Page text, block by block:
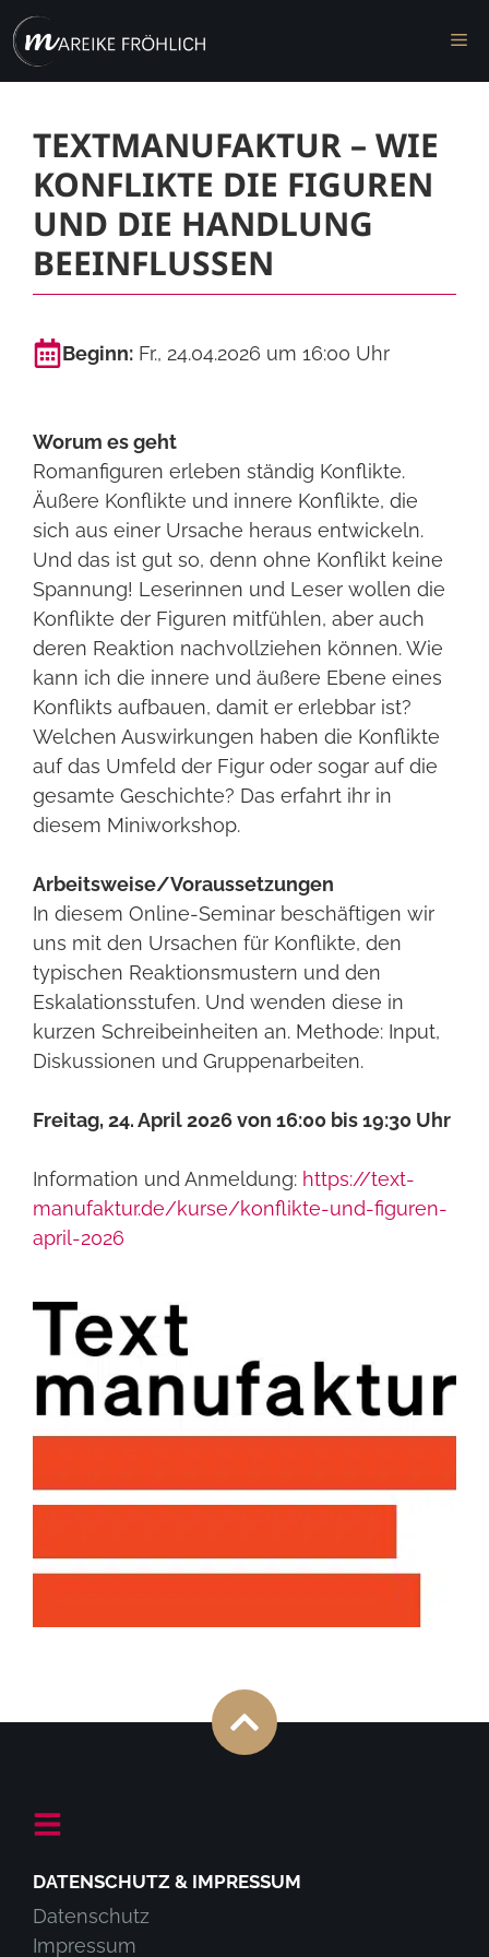
Zum
Inhalt
springen
TEXTMANUFAKTUR – WIE
KONFLIKTE DIE FIGUREN
UND DIE HANDLUNG
BEEINFLUSSEN
Beginn: Fr., 24.04.2026 um 16:00 Uhr
Worum es geht
Romanfiguren erleben ständig Konflikte.
Äußere Konflikte und innere Konflikte, die
sich aus einer Ursache heraus entwickeln.
Und das ist gut so, denn ohne Konflikt keine
Spannung! Leserinnen und Leser wollen die
Konflikte der Figuren mitfühlen, aber auch
deren Reaktion nachvollziehen können. Wie
kann ich die innere und äußere Ebene eines
Konflikts aufbauen, damit er erlebbar ist?
Welchen Auswirkungen haben die Konflikte
auf das Umfeld der Figur oder sogar auf die
gesamte Geschichte? Das erfahrt ihr in
diesem Miniworkshop.
Arbeitsweise/Voraussetzungen
In diesem Online-Seminar beschäftigen wir
uns mit den Ursachen für Konflikte, den
typischen Reaktionsmustern und den
Eskalationsstufen. Und wenden diese in
kurzen Schreibeinheiten an. Methode: Input,
Diskussionen und Gruppenarbeiten.
Freitag, 24. April 2026 von 16:00 bis 19:30 Uhr
Information und Anmeldung: https://text-
manufaktur.de/kurse/konflikte-und-figuren-
april-2026
DATENSCHUTZ & IMPRESSUM
Datenschutz
Impressum